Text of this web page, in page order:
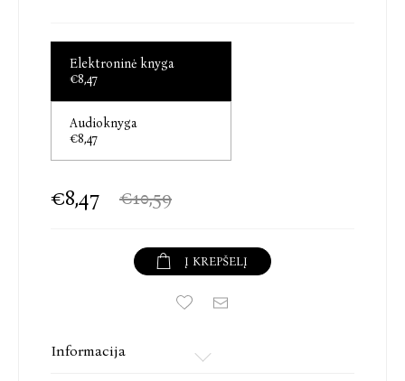
Elektroninė knyga
€8,47
Audioknyga
€8,47
€8,47 €10,59
Į KREPŠELĮ
Informacija